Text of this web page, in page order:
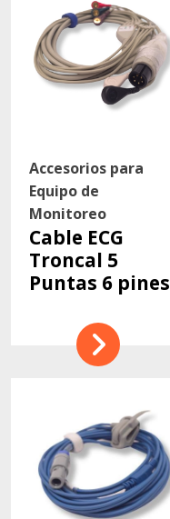
Accesorios para
Equipo de
Monitoreo
Cable ECG
Troncal 5
Puntas 6 pines